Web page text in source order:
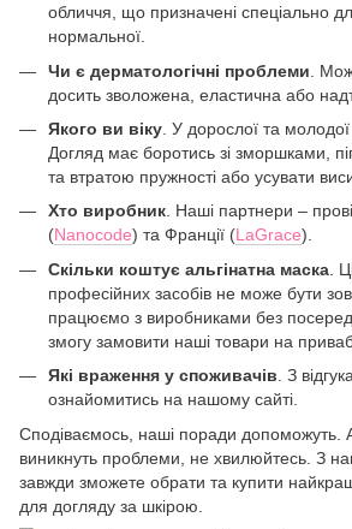
обличчя, що призначені спеціально
нормальної.
Чи є дерматологічні проблеми .
досить зволожена, еластична або
Якого ви віку . У дорослої та молодої
Догляд має боротись зі зморшками,
та втратою пружності або усувати
Хто виробник. Наші партнери –
(Nanocode) та Франції (LaGrace).
Скільки коштує альгінатна маска .
професійних засобів не може бути
працюємо з виробниками без
змогу замовити наші товари на
Які враження у споживачів. З
ознайомитись на нашому сайті.
Сподіваємось, наші поради допоможуть.
виникнуть проблеми, не хвилюйтесь. З
завжди зможете обрати та купити
для догляду за шкірою.